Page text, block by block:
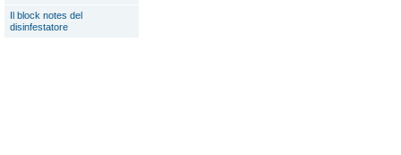
Il block notes del
disinfestatore